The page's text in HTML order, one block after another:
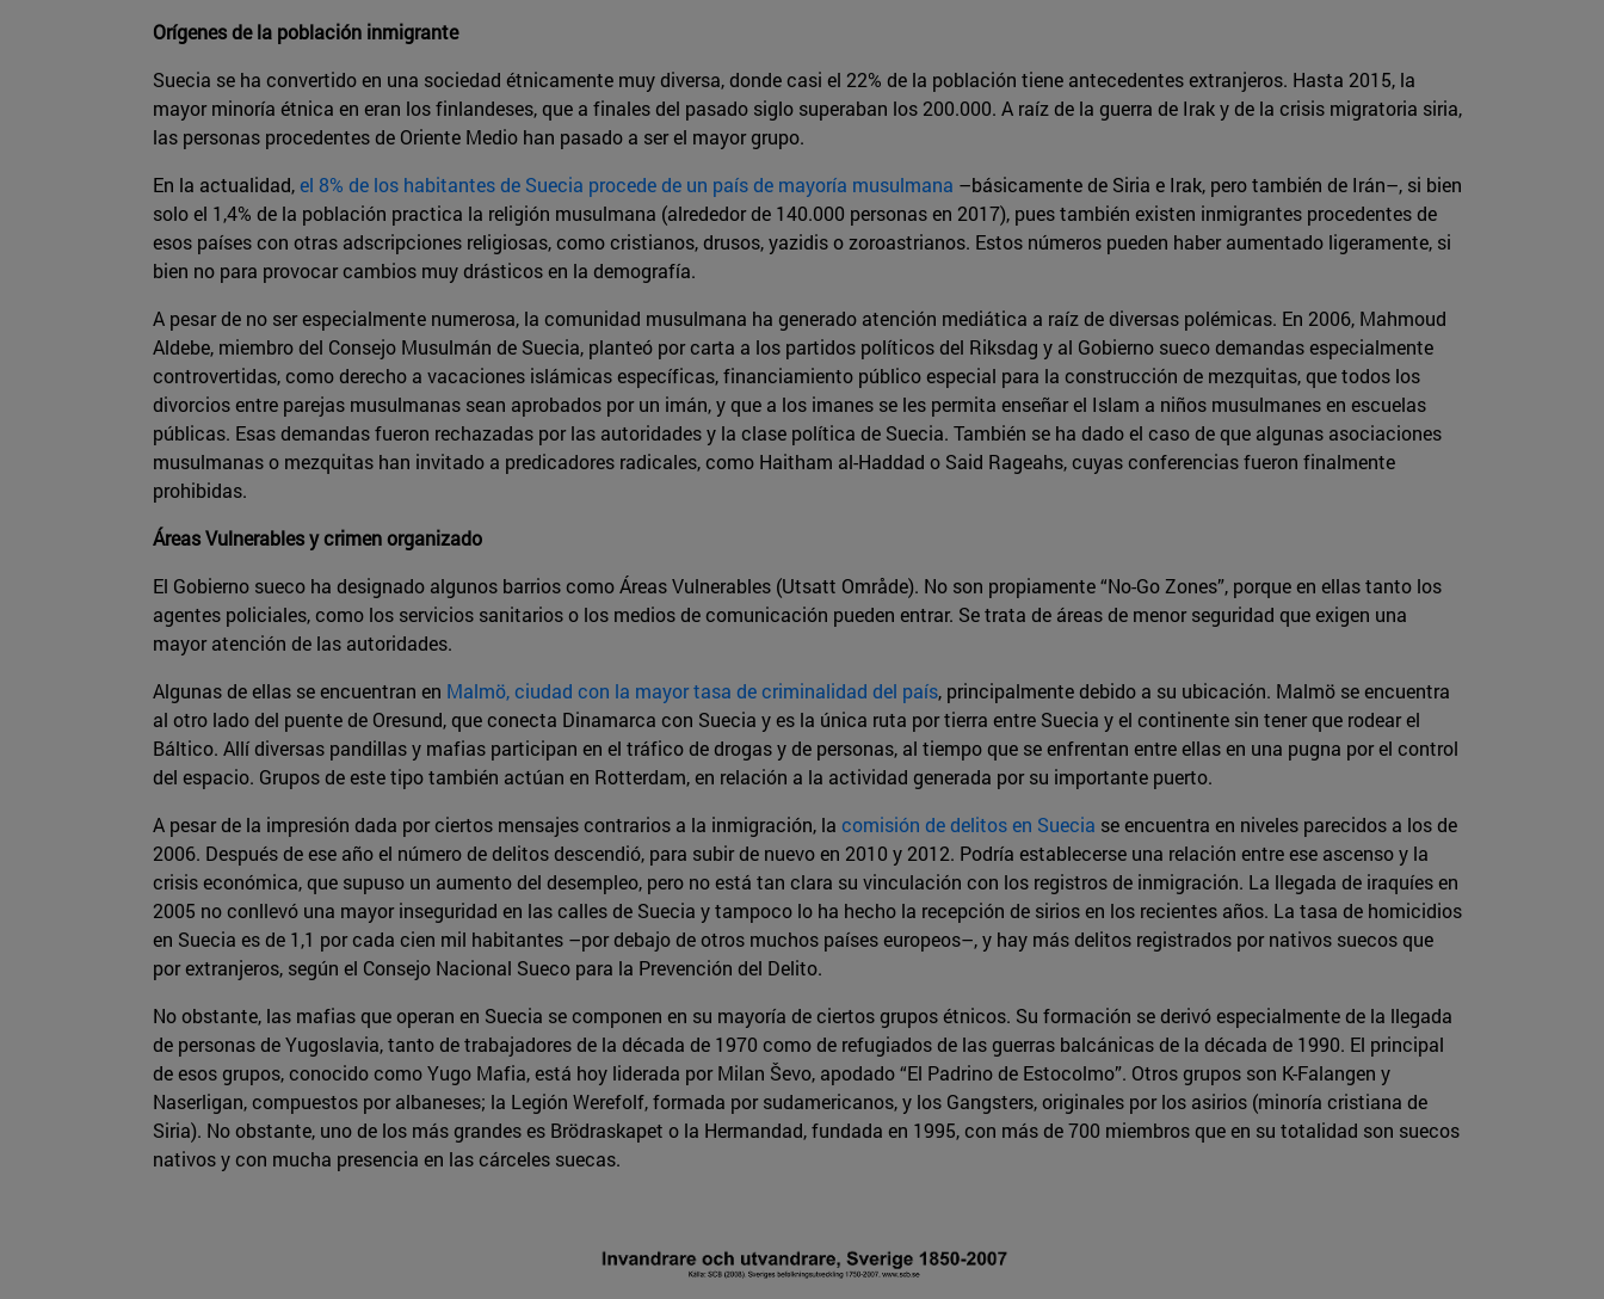
Orígenes de la población inmigrante
Suecia se ha convertido en una sociedad étnicamente muy diversa, donde casi el 22% de la población tiene antecedentes extranjeros. Hasta 2015, la
mayor minoría étnica en eran los finlandeses, que a finales del pasado siglo superaban los 200.000. A raíz de la guerra de Irak y de la crisis migratoria siria,
las personas procedentes de Oriente Medio han pasado a ser el mayor grupo.
En la actualidad,el 8% de los habitantes de Suecia procede de un país de mayoría musulmana –básicamente de Siria e Irak, pero también de Irán–, si bien
solo el 1,4% de la población practica la religión musulmana (alrededor de 140.000 personas en 2017), pues también existen inmigrantes procedentes de
esos países con otras adscripciones religiosas, como cristianos, drusos, yazidis o zoroastrianos. Estos números pueden haber aumentado ligeramente, si
bien no para provocar cambios muy drásticos en la demografía.
A pesar de no ser especialmente numerosa, la comunidad musulmana ha generado atención mediática a raíz de diversas polémicas. En 2006, Mahmoud
Aldebe, miembro del Consejo Musulmán de Suecia, planteó por carta a los partidos políticos del Riksdag y al Gobierno sueco demandas especialmente
controvertidas, como derecho a vacaciones islámicas específicas, financiamiento público especial para la construcción de mezquitas, que todos los
divorcios entre parejas musulmanas sean aprobados por un imán, y que a los imanes se les permita enseñar el Islam a niños musulmanes en escuelas
públicas. Esas demandas fueron rechazadas por las autoridades y la clase política de Suecia. También se ha dado el caso de que algunas asociaciones
musulmanas o mezquitas han invitado a predicadores radicales, como Haitham al-Haddad o Said Rageahs, cuyas conferencias fueron finalmente
prohibidas.
Áreas Vulnerables y crimen organizado
El Gobierno sueco ha designado algunos barrios como Áreas Vulnerables (Utsatt Område). No son propiamente “No-Go Zones”, porque en ellas tanto los
agentes policiales, como los servicios sanitarios o los medios de comunicación pueden entrar. Se trata de áreas de menor seguridad que exigen una
mayor atención de las autoridades.
Algunas de ellas se encuentran en Malmö, ciudad con la mayor tasa de criminalidad del país, principalmente debido a su ubicación. Malmö se encuentra
al otro lado del puente de Oresund, que conecta Dinamarca con Suecia y es la única ruta por tierra entre Suecia y el continente sin tener que rodear el
Báltico. Allí diversas pandillas y mafias participan en el tráfico de drogas y de personas, al tiempo que se enfrentan entre ellas en una pugna por el control
del espacio. Grupos de este tipo también actúan en Rotterdam, en relación a la actividad generada por su importante puerto.
A pesar de la impresión dada por ciertos mensajes contrarios a la inmigración, la comisión de delitos en Suecia se encuentra en niveles parecidos a los de
2006. Después de ese año el número de delitos descendió, para subir de nuevo en 2010 y 2012. Podría establecerse una relación entre ese ascenso y la
crisis económica, que supuso un aumento del desempleo, pero no está tan clara su vinculación con los registros de inmigración. La llegada de iraquíes en
2005 no conllevó una mayor inseguridad en las calles de Suecia y tampoco lo ha hecho la recepción de sirios en los recientes años. La tasa de homicidios
en Suecia es de 1,1 por cada cien mil habitantes –por debajo de otros muchos países europeos–, y hay más delitos registrados por nativos suecos que
por extranjeros, según el Consejo Nacional Sueco para la Prevención del Delito.
No obstante, las mafias que operan en Suecia se componen en su mayoría de ciertos grupos étnicos. Su formación se derivó especialmente de la llegada
de personas de Yugoslavia, tanto de trabajadores de la década de 1970 como de refugiados de las guerras balcánicas de la década de 1990. El principal
de esos grupos, conocido como Yugo Mafia, está hoy liderada por Milan Ševo, apodado “El Padrino de Estocolmo”. Otros grupos son K-Falangen y
Naserligan, compuestos por albaneses; la Legión Werefolf, formada por sudamericanos, y los Gangsters, originales por los asirios (minoría cristiana de
Siria). No obstante, uno de los más grandes es Brödraskapet o la Hermandad, fundada en 1995, con más de 700 miembros que en su totalidad son suecos
nativos y con mucha presencia en las cárceles suecas.